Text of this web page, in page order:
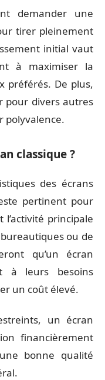
demander une
tirer pleinement
initial vaut
à maximiser la
préférés. De plus,
pour divers autres
polyvalence.
classique ?
des écrans
pertinent pour
principale
ou de
qu’un écran
à leurs besoins
un coût élevé.
un écran
financièrement
bonne qualité